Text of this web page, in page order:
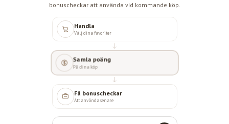
bonuscheckar att använda vid kommande köp.
Handla
Välj dina favoriter
Samla poäng
På dina köp
Få bonuscheckar
Att använda senare